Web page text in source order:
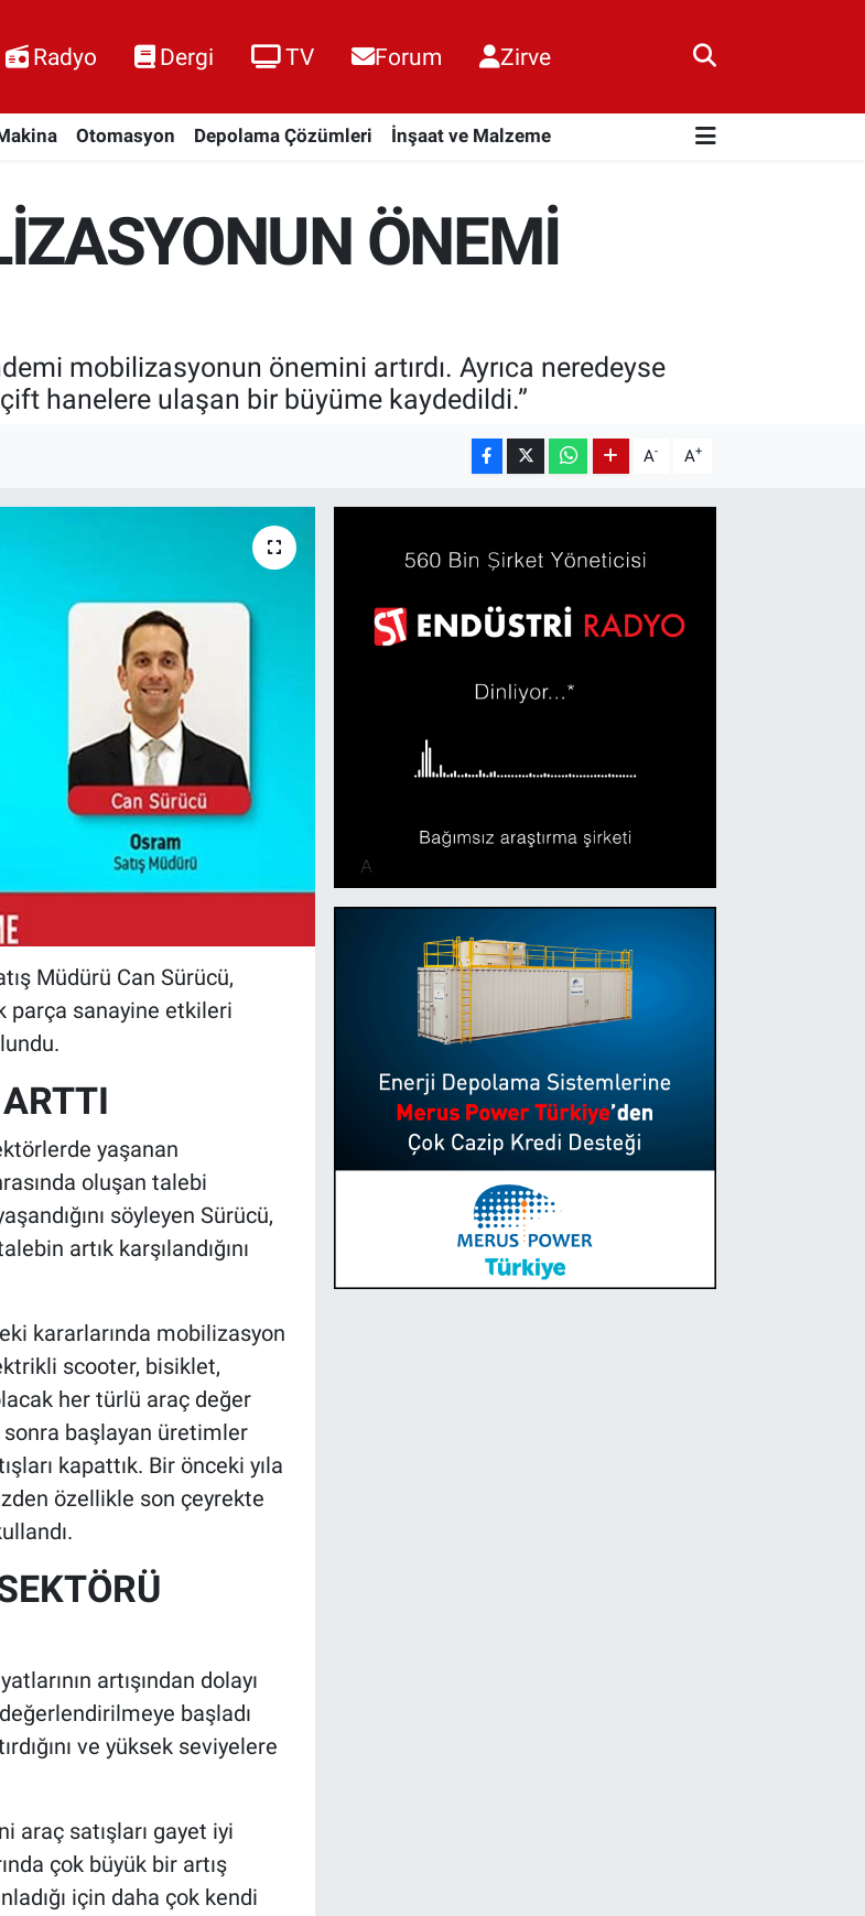
Radyo Dergi TV Forum Zirve
Otomasyon Depolama Çözümleri İnşaat ve Malzeme
ÖNEMİ
mobilizasyonun önemini artırdı. Ayrıca neredeyse
hanelere ulaşan bir büyüme kaydedildi.”
A- A+
Müdürü Can Sürücü,
parça sanayine etkileri
yaşanan
oluşan talebi
söyleyen Sürücü,
artık karşılandığını
kararlarında mobilizasyon
scooter, bisiklet,
her türlü araç değer
sonra başlayan üretimler
kapattık. Bir önceki yıla
özellikle son çeyrekte
artışından dolayı
başladı
ve yüksek seviyelere
araç satışları gayet iyi
çok büyük bir artış
için daha çok kendi